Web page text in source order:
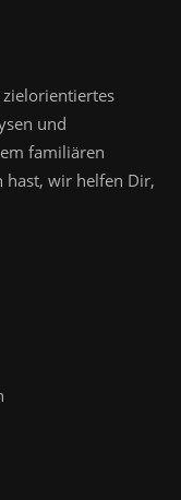
und
familiären
hast, wir helfen Dir,